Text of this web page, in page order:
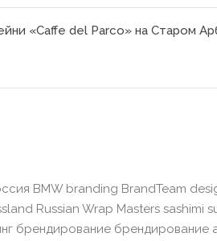
«Caffe del Parco» на Старом
BMW branding BrandTeam
Russian Wrap Masters
брендирование брендирование